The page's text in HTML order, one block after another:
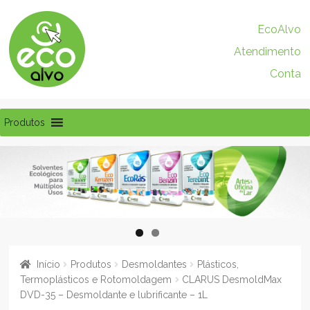
Pular
para
navegação
Pular
para
o
conteúdo
EcoAlvo
Atendimento
Conta
Produtos
Início Produtos Desmoldantes
Plásticos,
Termoplásticos e Rotomoldagem
CLARUS DesmoldMax
DVD-35 – Desmoldante e lubrificante – 1L